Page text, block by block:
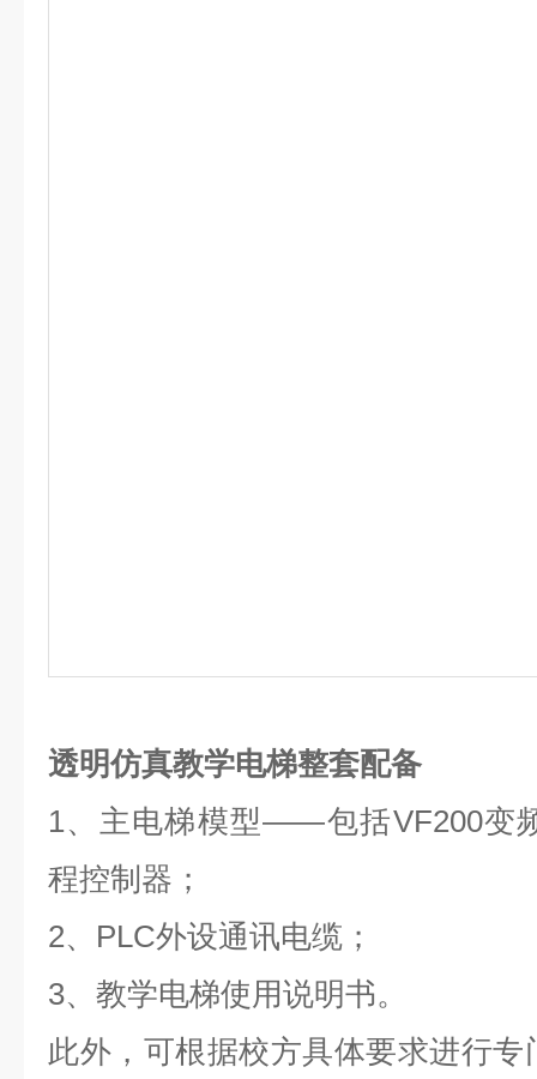
透明仿真教学电梯整套配备
1、主电梯模型——包括VF200变
程控制器；
2、PLC外设通讯电缆；
3、教学电梯使用说明书。
此外，可根据校方具体要求进行